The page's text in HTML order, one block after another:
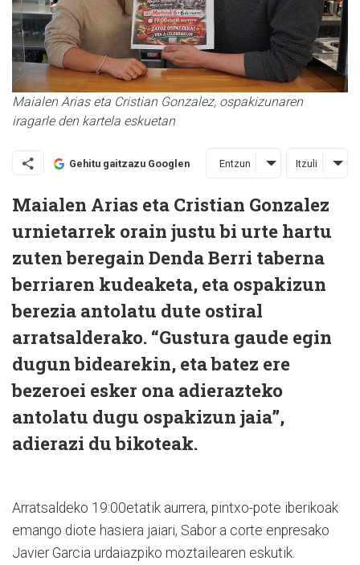
Maialen Arias eta Cristian Gonzalez, ospakizunaren
iragarle den kartela eskuetan
Gehitu gaitzazu Googlen Entzun Itzuli
Maialen Arias eta Cristian Gonzalez
urnietarrek orain justu bi urte hartu
zuten beregain Denda Berri taberna
berriaren kudeaketa, eta ospakizun
berezia antolatu dute ostiral
arratsalderako. “Gustura gaude egin
dugun bidearekin, eta batez ere
bezeroei esker ona adierazteko
antolatu dugu ospakizun jaia”,
adierazi du bikoteak.
Arratsaldeko 19:00etatik aurrera, pintxo-pote iberikoak
emango diote hasiera jaiari, Sabor a corte enpresako
Javier Garcia urdaiazpiko moztailearen eskutik.